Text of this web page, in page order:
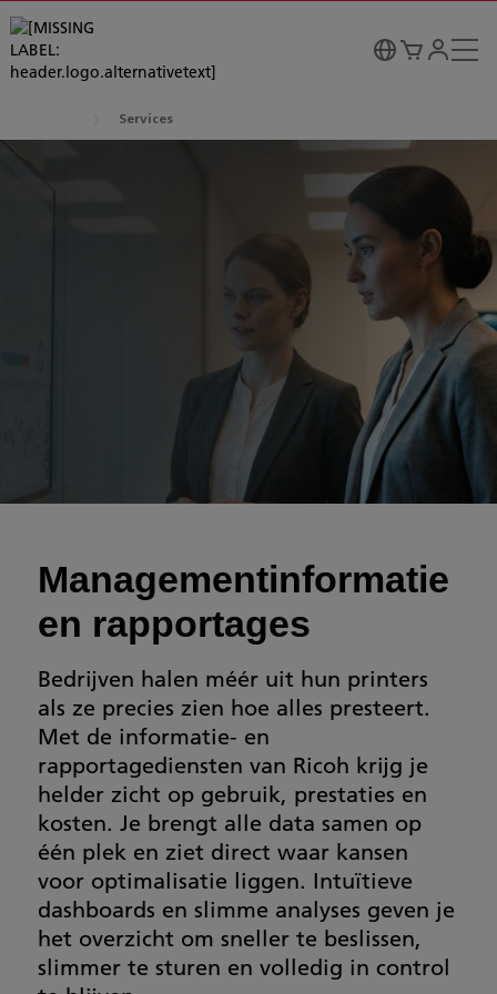
Services
Managementinformatie
en rapportages
Bedrijven halen méér uit hun printers
als ze precies zien hoe alles presteert.
Met de informatie- en
rapportagediensten van Ricoh krijg je
helder zicht op gebruik, prestaties en
kosten. Je brengt alle data samen op
één plek en ziet direct waar kansen
voor optimalisatie liggen. Intuïtieve
dashboards en slimme analyses geven je
het overzicht om sneller te beslissen,
slimmer te sturen en volledig in control